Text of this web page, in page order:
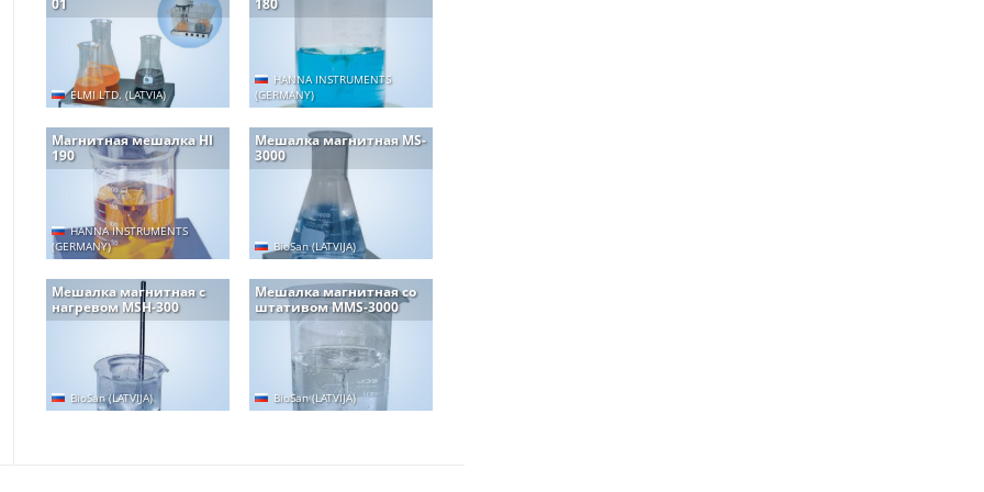
01
ELMI LTD. (LATVIA)
180
HANNA INSTRUMENTS
(GERMANY)
Магнитная мешалка HI
190
HANNA INSTRUMENTS
(GERMANY)
Мешалка магнитная MS-
3000
BioSan (LATVIJA)
Мешалка магнитная с
нагревом MSH-300
BioSan (LATVIJA)
Мешалка магнитная со
штативом MMS-3000
BioSan (LATVIJA)